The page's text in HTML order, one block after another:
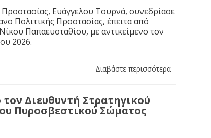
Ευάγγελου Τουρνά, συνεδρίασε
Πολιτικής Προστασίας, έπειτα από
Παπαευσταθίου, με αντικείμενο τον
2026.
Διαβάστε περισσότερα
Διευθυντή Στρατηγικού
Πυροσβεστικού Σώματος